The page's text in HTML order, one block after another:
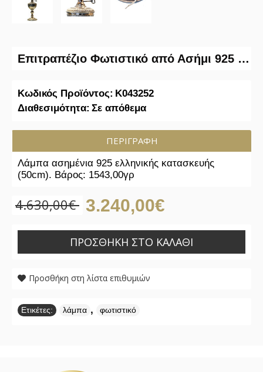
Επιτραπέζιο Φωτιστικό από Ασήμι 925 Ελληνικής Κατασκευής
Κωδικός Προϊόντος: K043252
Διαθεσιμότητα: Σε απόθεμα
ΠΕΡΙΓΡΑΦΉ
Λάμπα ασημένια 925 ελληνικής κατασκευής
(50cm). Βάρος: 1543,00γρ
4.630,00€ 3.240,00€
ΠΡΟΣΘΉΚΗ ΣΤΟ ΚΑΛΆΘΙ
Προσθήκη στη λίστα επιθυμιών
Ετικέτες: λάμπα , φωτιστικό